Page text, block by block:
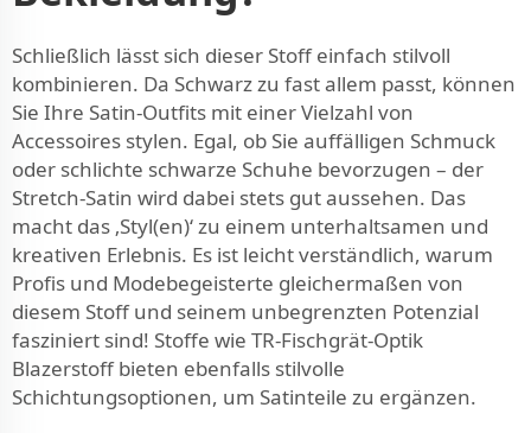
Schließlich lässt sich dieser Stoff einfach stilvoll
kombinieren. Da Schwarz zu fast allem passt, können
Sie Ihre Satin-Outfits mit einer Vielzahl von
Accessoires stylen. Egal, ob Sie auffälligen Schmuck
oder schlichte schwarze Schuhe bevorzugen – der
Stretch-Satin wird dabei stets gut aussehen. Das
macht das ‚Styl(en)‘ zu einem unterhaltsamen und
kreativen Erlebnis. Es ist leicht verständlich, warum
Profis und Modebegeisterte gleichermaßen von
diesem Stoff und seinem unbegrenzten Potenzial
fasziniert sind! Stoffe wie TR-Fischgrät-Optik
Blazerstoffbieten ebenfalls stilvolle
Schichtungsoptionen, um Satinteile zu ergänzen.